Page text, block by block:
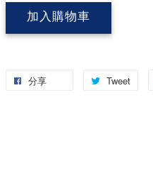
加入購物車
分享 Tweet